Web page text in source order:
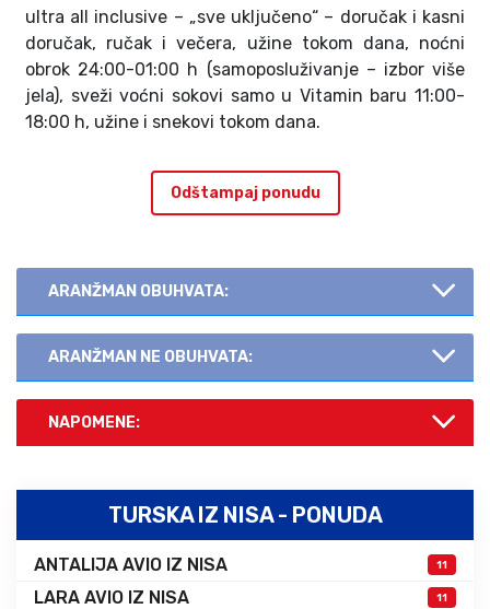
ultra all inclusive – „sve uključeno“ – doručak i kasni
doručak, ručak i večera, užine tokom dana, noćni
obrok 24:00-01:00 h (samoposluživanje – izbor više
jela), sveži voćni sokovi samo u Vitamin baru 11:00-
18:00 h, užine i snekovi tokom dana.
Odštampaj ponudu
ARANŽMAN OBUHVATA:
ARANŽMAN NE OBUHVATA:
NAPOMENE:
TURSKA IZ NISA - PONUDA
ANTALIJA AVIO IZ NISA 11
LARA AVIO IZ NISA 11